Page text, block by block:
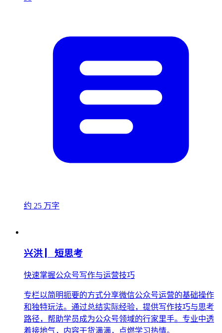
约 25 万字
兴洪 ▏短思考
快速掌握公众号写作与运营技巧
专栏以简明扼要的方式分享微信公众号运营的基础操作
和独特玩法。通过总结实际经验，提供写作技巧与思考
路径，帮助学员成为公众号领域的行家里手。专业中透
着接地气，内容干货满满，点燃学习热情。